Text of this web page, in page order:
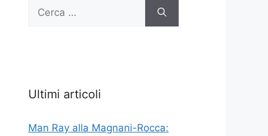
Ricerca
Ultimi articoli
Man Ray alla Magnani-Rocca: